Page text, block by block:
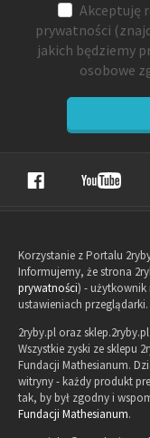
Akceptuję
prywatności
jakich będziemy
osobowe
Korzystanie z Portalu
Informujemy, że strona
prywatności) - użytkownik
ustawieniach przeglądarki.
2ryby.pl oraz
Wszystkie zyski ze sklepu
Fundacji Mathesianum.
witryny - każdy produkt
tak, by był zgodny i
Fundacji Mathesianum.